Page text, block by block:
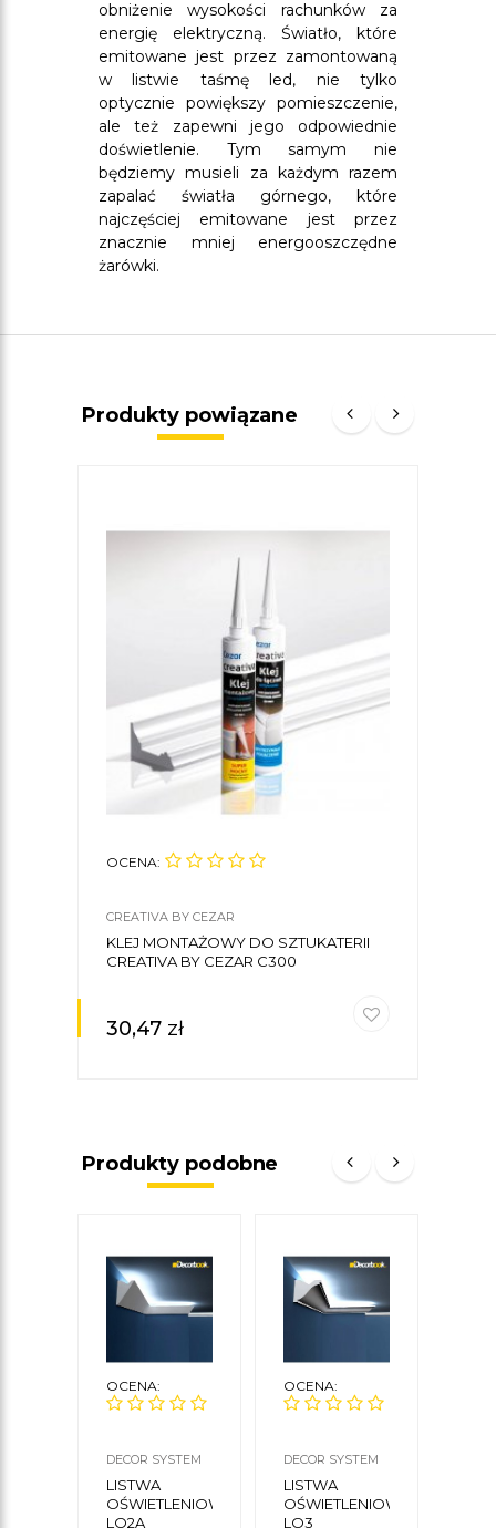
obniżenie wysokości rachunków za
energię elektryczną. Światło, które
emitowane jest przez zamontowaną
w listwie taśmę led, nie tylko
optycznie powiększy pomieszczenie,
ale też zapewni jego odpowiednie
doświetlenie. Tym samym nie
będziemy musieli za każdym razem
zapalać światła górnego, które
najczęściej emitowane jest przez
znacznie mniej energooszczędne
żarówki.
Produkty powiązane
OCENA:
CREATIVA BY CEZAR
KLEJ MONTAŻOWY DO SZTUKATERII
CREATIVA BY CEZAR C300
30,47 zł
Produkty podobne
OCENA:
DECOR SYSTEM
LISTWA
OŚWIETLENIOWA
LO2A
OCENA:
DECOR SYSTEM
LISTWA
OŚWIETLENIOWA
LO3